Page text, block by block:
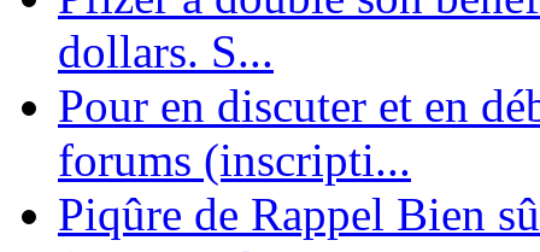
dollars. S...
Pour en discuter et en
forums (inscripti...
Piqûre de Rappel Bien